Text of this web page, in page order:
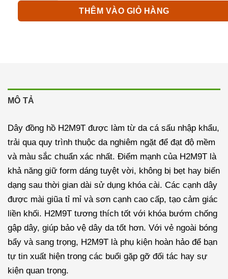
THÊM VÀO GIỎ HÀNG
MÔ TẢ
Dây đồng hồ H2M9T được làm từ da cá sấu nhập khẩu,
trải qua quy trình thuộc da nghiêm ngặt để đạt độ mềm
và màu sắc chuẩn xác nhất. Điểm mạnh của H2M9T là
khả năng giữ form dáng tuyệt vời, không bị bẹt hay biến
dạng sau thời gian dài sử dụng khóa cài. Các cạnh dây
được mài giũa tỉ mỉ và sơn cạnh cao cấp, tạo cảm giác
liền khối. H2M9T tương thích tốt với khóa bướm chống
gập dây, giúp bảo vệ dây da tốt hơn. Với vẻ ngoài bóng
bẩy và sang trọng, H2M9T là phụ kiện hoàn hảo để bạn
tự tin xuất hiện trong các buổi gặp gỡ đối tác hay sự
kiện quan trọng.